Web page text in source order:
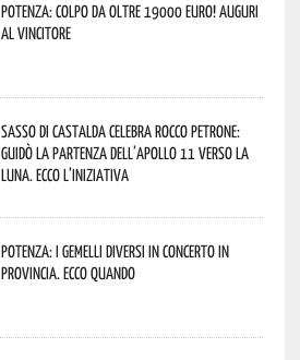
Potenza: colpo da oltre 19000 Euro! Auguri
al vincitore
Sasso di Castalda celebra Rocco Petrone:
guidò la partenza dell’Apollo 11 verso la
Luna. Ecco l’iniziativa
Potenza: i Gemelli DiVersi in concerto in
provincia. Ecco quando